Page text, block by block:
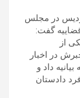
در مجلس
گفت:
از
در اخبار
بیانیه داد و
دادستان